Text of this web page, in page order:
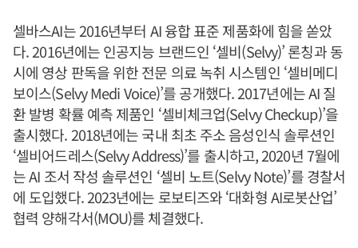
셀바스AI는 2016년부터 AI 융합 표준 제품화에 힘을 쏟았
다. 2016년에는 인공지능 브랜드인 ‘셀비(Selvy)’ 론칭과 동
시에 영상 판독을 위한 전문 의료 녹취 시스템인 ‘셀비메디
보이스(Selvy Medi Voice)’를 공개했다. 2017년에는 AI 질
환 발병 확률 예측 제품인 ‘셀비체크업(Selvy Checkup)’을
출시했다. 2018년에는 국내 최초 주소 음성인식 솔루션인
‘셀비어드레스(Selvy Address)’를 출시하고, 2020년 7월에
는 AI 조서 작성 솔루션인 ‘셀비 노트(Selvy Note)’를 경찰서
에 도입했다. 2023년에는 로보티즈와 ‘대화형 AI로봇산업’
협력 양해각서(MOU)를 체결했다.